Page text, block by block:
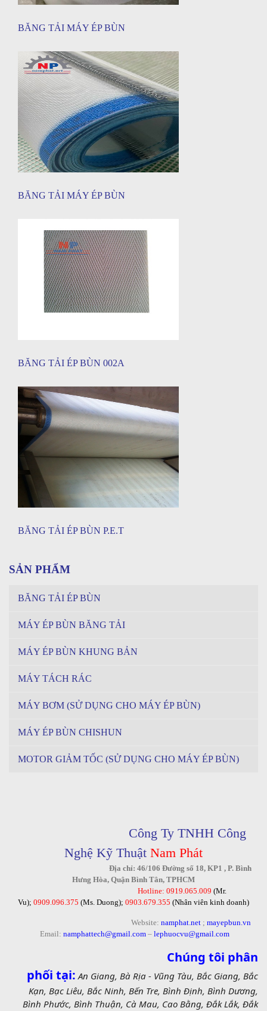
BĂNG TẢI MÁY ÉP BÙN
BĂNG TẢI MÁY ÉP BÙN
BĂNG TẢI ÉP BÙN 002A
BĂNG TẢI ÉP BÙN P.E.T
SẢN PHẨM
BĂNG TẢI ÉP BÙN
MÁY ÉP BÙN BĂNG TẢI
MÁY ÉP BÙN KHUNG BẢN
MÁY TÁCH RÁC
MÁY BƠM (SỬ DỤNG CHO MÁY ÉP BÙN)
MÁY ÉP BÙN CHISHUN
MOTOR GIẢM TỐC (SỬ DỤNG CHO MÁY ÉP BÙN)
Công Ty TNHH Công
Nghệ Kỹ Thuật Nam Phát
Địa chỉ: 46/106 Đường số 18, KP1 , P. Bình
Hưng Hòa, Quận Bình Tân, TPHCM
Hotline: 0919.065.009 (Mr.
Vu); 0909.096.375 (Ms. Duong); 0903.679.355 (Nhân viên kinh doanh)
Website: namphat.net; mayepbun.vn
Email: namphattech@gmail.com– lephuocvu@gmail.com
Chúng tôi phân
phối tại: An Giang, Bà Rịa - Vũng Tàu, Bắc Giang, Bắc
Kạn, Bạc Liêu, Bắc Ninh, Bến Tre, Bình Định, Bình Dương,
Bình Phước, Bình Thuận, Cà Mau, Cao Bằng, Đắk Lắk, Đắk